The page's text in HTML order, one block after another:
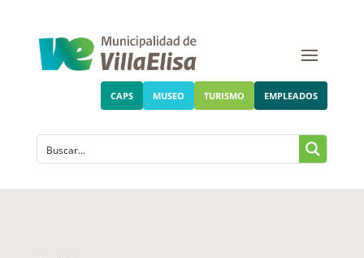
CAPS MUSEO TURISMO EMPLEADOS